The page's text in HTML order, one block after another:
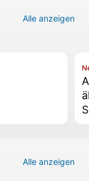
Alle anzeigen
Alle anzeigen